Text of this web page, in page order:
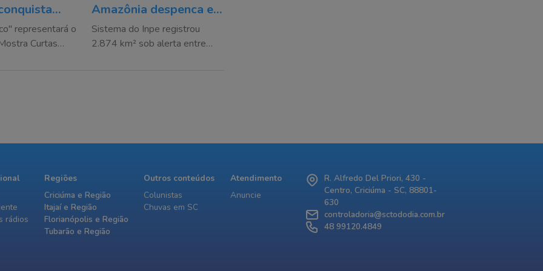
dos
de
representará o
Curtas
Amazônia despenca e
atinge menor nível em
10 anos
Sistema do Inpe registrou
2.874 km² sob alerta entre
rádios
Regiões
Criciúma e Região
Itajaí e Região
Florianópolis e Região
Tubarão e Região
Outros conteúdos
Colunistas
Chuvas em SC
Atendimento
Anuncie
R. Alfredo Del Priori, 430 -
Centro, Criciúma - SC, 88801-
630
controladoria@sctododia.com.br
48 99120.4849